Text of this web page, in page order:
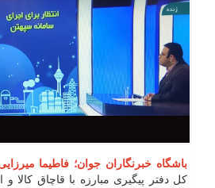
باشگاه خبرنگاران جوان؛ فاطیما
کل دفتر پیگیری مبارزه با قاچاق کالا